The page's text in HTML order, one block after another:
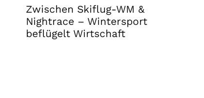
Zwischen Skiflug-WM &
Nightrace – Wintersport
beflügelt Wirtschaft